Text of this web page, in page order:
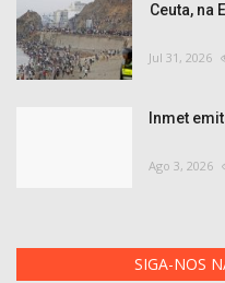
Ceuta, na
Jul 31, 2026
Inmet
Ago 3, 2026
SIGA-NOS